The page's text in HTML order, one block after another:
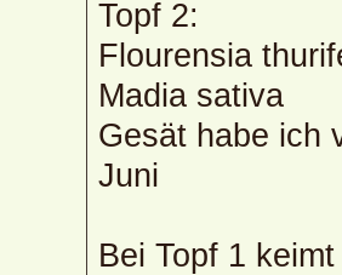
Topf 2:
Flourensia
Madia sativa
Gesät habe ich
Juni
Bei Topf 1